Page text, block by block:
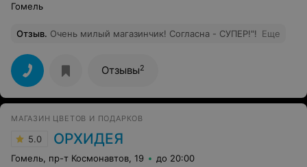
Гомель
Отзыв. Очень милый магазинчик! Согласна - СУПЕР!"! Еще
Отзывы2
МАГАЗИН ЦВЕТОВ И ПОДАРКОВ
5.0 ОРХИДЕЯ
Гомель, пр-т Космонавтов, 19 до 20:00